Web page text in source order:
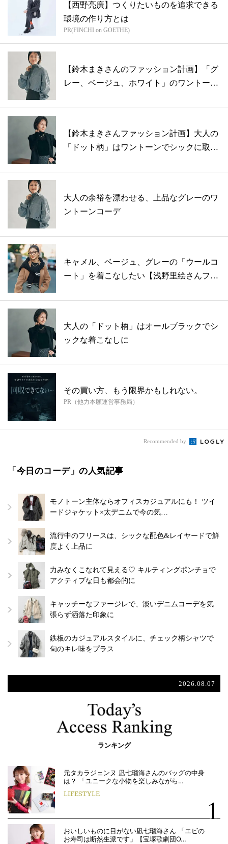
【西野亮廣】つくりたいものを追求できる
環境の作り方とは
PR(FINCHI on GOETHE)
【鈴木まきさんのファッション計画】「グ
レー、ベージュ、ホワイト」のワントーン
【鈴木まきさんファッション計画】大人の
「ドット柄」はワントーンでシックに取り
大人の余裕を漂わせる、上品なグレーのワ
ントーンコーデ
キャメル、ベージュ、グレーの「ウールコ
ート」を着こなしたい【浅野里絵さんファ
大人の「ドット柄」はオールブラックでシ
ックな着こなしに
その買い方、もう限界かもしれない。
PR（他力本願運営事務局）
Recommended by
「今日のコーデ」の人気記事
モノトーン主体ならオフィスカジュアルにも！ ツイ
ードジャケット×太デニムで今の気…
流行中のフリースは、シックな配色&レイヤードで鮮
度よく上品に
力みなくこなれて見える♡ キルティングポンチョで
アクティブな日も都会的に
キャッチーなファージレで、淡いデニムコーデを気
張らず洒落た印象に
鉄板のカジュアルスタイルに、チェック柄シャツで
旬のキレ味をプラス
2026.08.07
ランキング
元タカラジェンヌ 凪七瑠海さんのバッグの中身
は？ 「ユニークな小物を楽しみながら…
LIFESTYLE
おいしいものに目がない凪七瑠海さん 「エビの
お寿司は断然生派です」【宝塚歌劇団O…